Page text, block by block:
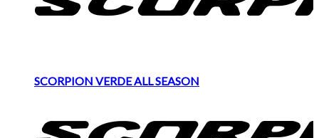
SCORPION VERDE ALL SEASON